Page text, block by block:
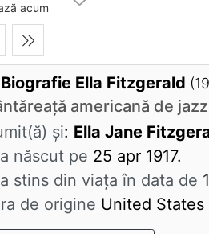
acum
Biografie Ella Fitzgerald
americană de jazz
și: Ella Jane
născut pe 25 apr 1917.
stins din viaţa în data de
de origine United States